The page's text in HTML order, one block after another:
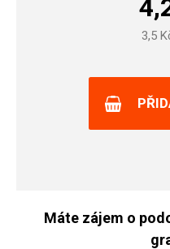
3,5
Máte zájem o